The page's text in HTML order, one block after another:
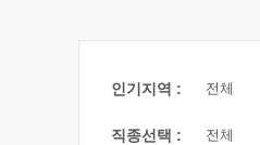
인기지역 : 전체
직종선택 : 전체